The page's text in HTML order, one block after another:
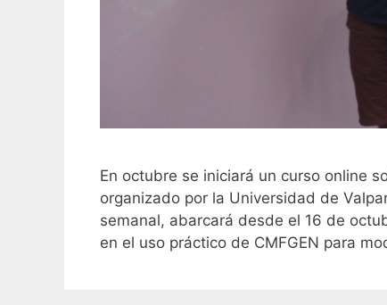
En octubre se iniciará un curso online
organizado por la Universidad de
semanal, abarcará desde el 16 de
en el uso práctico de CMFGEN para